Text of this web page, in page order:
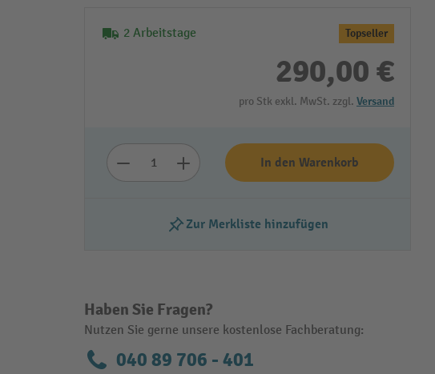
2 Arbeitstage Topseller
290,00 €
pro Stk exkl. MwSt. zzgl. Versand
In den Warenkorb
Zur Merkliste hinzufügen
Haben Sie Fragen?
Nutzen Sie gerne unsere kostenlose Fachberatung:
040 89 706 - 401